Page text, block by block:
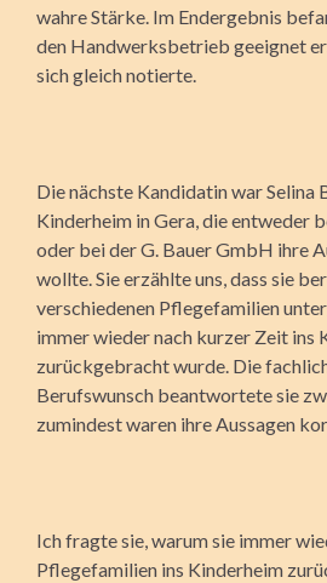
wahre Stärke. Im Endergebnis
den Handwerksbetrieb geeignet
sich gleich notierte.
Die nächste Kandidatin war Selina
Kinderheim in Gera, die entweder
oder bei der G. Bauer GmbH ihre
wollte. Sie erzählte uns, dass sie
verschiedenen Pflegefamilien
immer wieder nach kurzer Zeit ins
zurückgebracht wurde. Die
Berufswunsch beantwortete sie
zumindest waren ihre Aussagen
Ich fragte sie, warum sie immer
Pflegefamilien ins Kinderheim